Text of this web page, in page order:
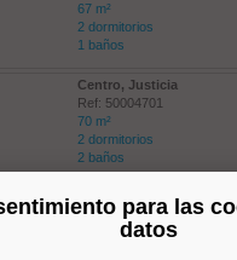
67 m²
2 dormitorios
1 baños
Centro, Justicia
Ref: 50004701
70 m²
2 dormitorios
2 baños
Salamanca, Lista
Ref: 50004726para las
datos